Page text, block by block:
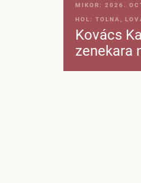
MIKOR: 2026.
HOL: TOLNA,
Kovács
zenekara